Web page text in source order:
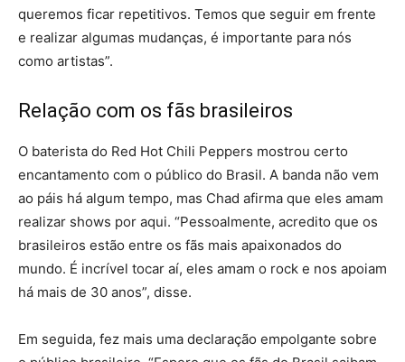
queremos ficar repetitivos. Temos que seguir em frente
e realizar algumas mudanças, é importante para nós
como artistas”.
Relação com os fãs brasileiros
O baterista do Red Hot Chili Peppers mostrou certo
encantamento com o público do Brasil. A banda não vem
ao páis há algum tempo, mas Chad afirma que eles amam
realizar shows por aqui. “Pessoalmente, acredito que os
brasileiros estão entre os fãs mais apaixonados do
mundo. É incrível tocar aí, eles amam o rock e nos apoiam
há mais de 30 anos”, disse.
Em seguida, fez mais uma declaração empolgante sobre